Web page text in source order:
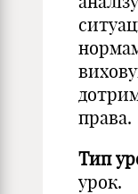
права.
Тип
урок.